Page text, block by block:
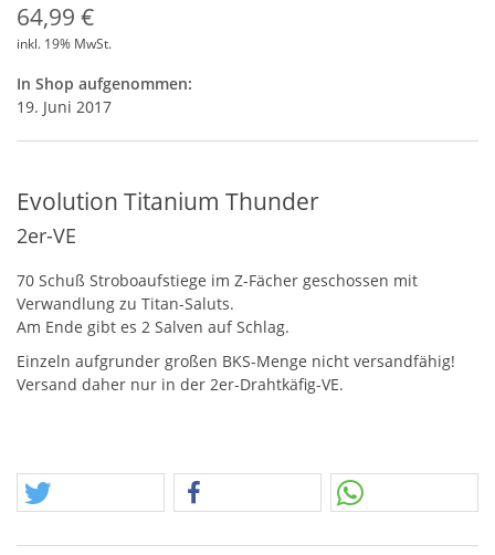
64,99 €
inkl. 19% MwSt.
In Shop aufgenommen:
19. Juni 2017
Evolution Titanium Thunder
2er-VE
70 Schuß Stroboaufstiege im Z-Fächer geschossen mit
Verwandlung zu Titan-Saluts.
Am Ende gibt es 2 Salven auf Schlag.
Einzeln aufgrunder großen BKS-Menge nicht versandfähig!
Versand daher nur in der 2er-Drahtkäfig-VE.